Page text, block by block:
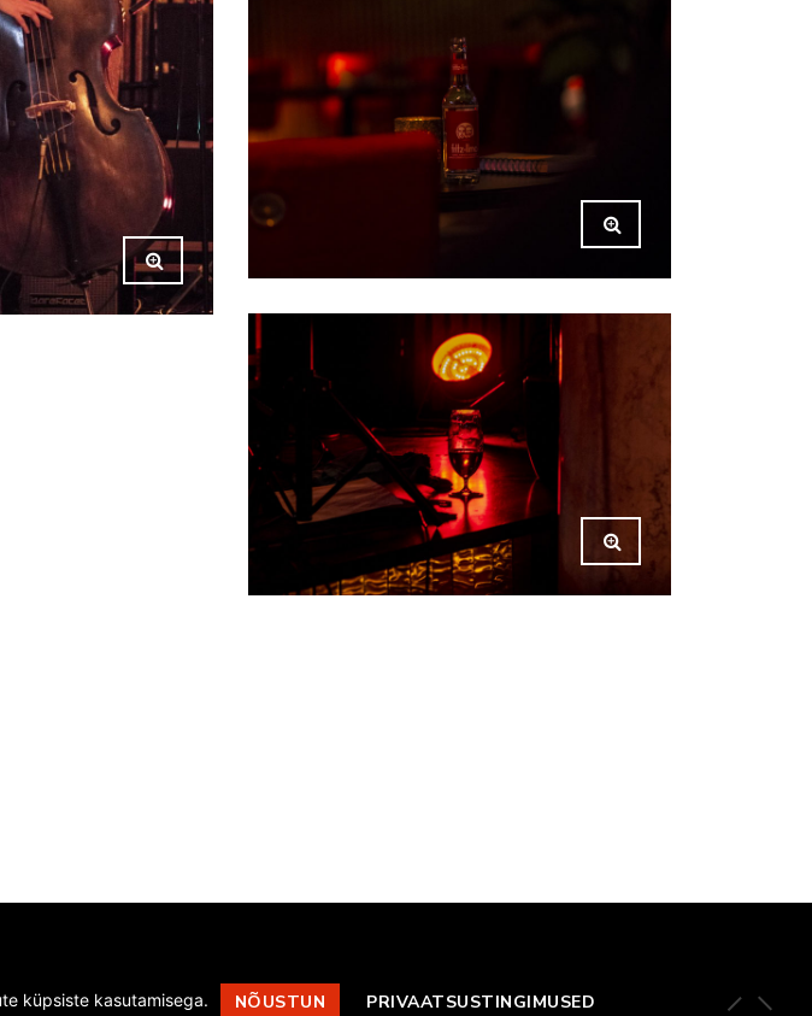
küpsiste kasutamisega. NÕUSTUN PRIVAATSUSTINGIMUSED